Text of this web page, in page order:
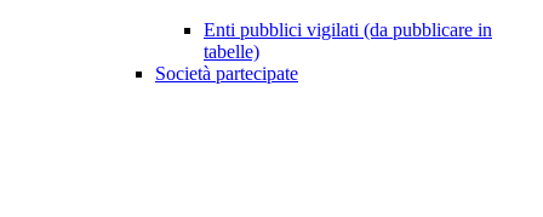
Enti pubblici vigilati (da pubblicare in
tabelle)
Società partecipate